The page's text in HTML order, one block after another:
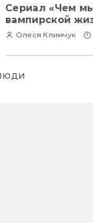
Сериал «Чем
вампирской
Олеся Климчук